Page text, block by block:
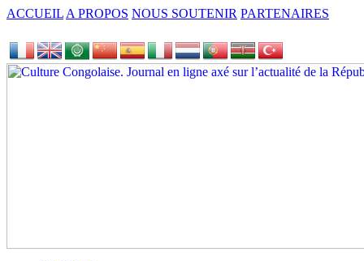
ACCUEIL A PROPOS NOUS SOUTENIR PARTENAIRES